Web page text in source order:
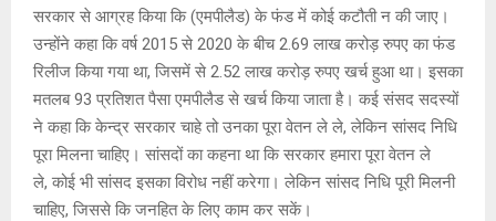
सरकार से आग्रह किया कि (एमपीलैड) के फंड में कोई कटौती न की जाए।
उन्होंने कहा कि वर्ष 2015 से 2020 के बीच 2.69 लाख करोड़ रुपए का फंड
रिलीज किया गया था, जिसमें से 2.52 लाख करोड़ रुपए खर्च हुआ था। इसका
मतलब 93 प्रतिशत पैसा एमपीलैड से खर्च किया जाता है। कई संसद सदस्यों
ने कहा कि केन्द्र सरकार चाहे तो उनका पूरा वेतन ले ले, लेकिन सांसद निधि
पूरा मिलना चाहिए। सांसदों का कहना था कि सरकार हमारा पूरा वेतन ले
ले, कोई भी सांसद इसका विरोध नहीं करेगा। लेकिन सांसद निधि पूरी मिलनी
चाहिए, जिससे कि जनहित के लिए काम कर सकें।